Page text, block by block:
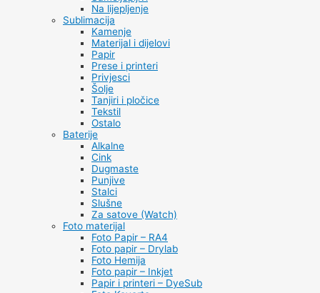
Na lijepljenje
Sublimacija
Kamenje
Materijal i dijelovi
Papir
Prese i printeri
Privjesci
Šolje
Tanjiri i pločice
Tekstil
Ostalo
Baterije
Alkalne
Cink
Dugmaste
Punjive
Stalci
Slušne
Za satove (Watch)
Foto materijal
Foto Papir – RA4
Foto papir – Drylab
Foto Hemija
Foto papir – Inkjet
Papir i printeri – DyeSub